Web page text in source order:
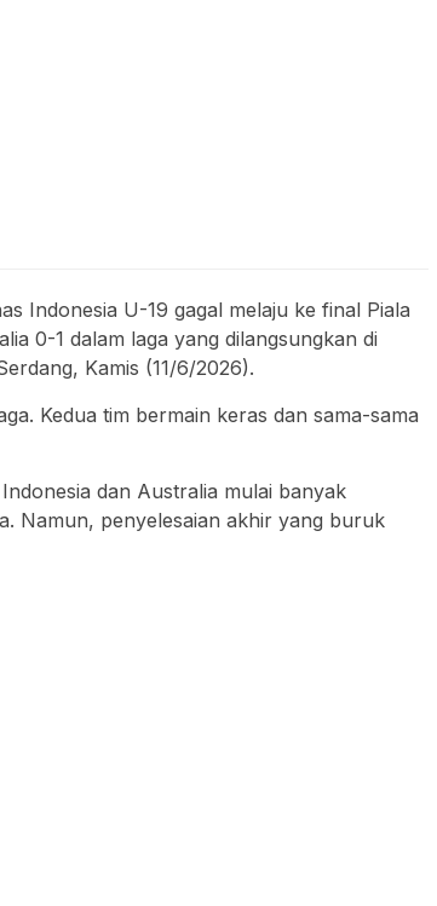
Indonesia U-19 gagal melaju ke final Piala
0-1 dalam laga yang dilangsungkan di
Kamis (11/6/2026).
Kedua tim bermain keras dan sama-sama
dan Australia mulai banyak
Namun, penyelesaian akhir yang buruk